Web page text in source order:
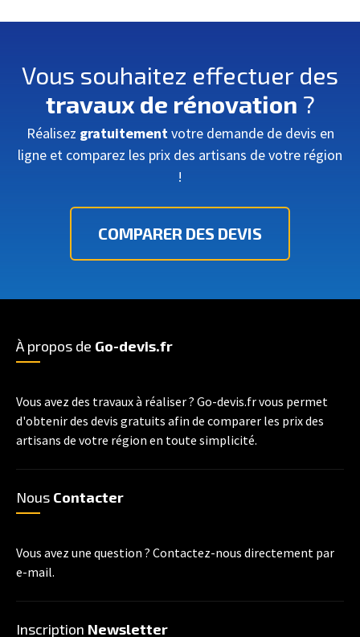
Vous souhaitez effectuer des
travaux de rénovation ?
Réalisez gratuitementvotre demande de devis en
ligne et comparez les prix des artisans de votre région
!
COMPARER DES DEVIS
À propos de Go-devis.fr
Vous avez des travaux à réaliser ? Go-devis.fr vous permet
d'obtenir des devis gratuits afin de comparer les prix des
artisans de votre région en toute simplicité.
Nous Contacter
Vous avez une question ? Contactez-nous directement par
e-mail.
Inscription Newsletter